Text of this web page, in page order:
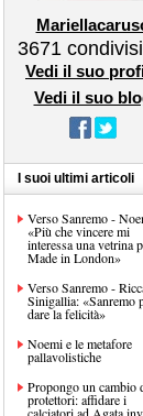
3671
Vedi il suo
Vedi il suo
I suoi ultimi articoli
Verso Sanremo -
«Più che vincere mi
interessa una vetrina
Made in London»
Verso Sanremo -
Sinigallia: «Sanremo
dare la felicità»
Noemi e le metafore
pallavolistiche
Propongo un cambio
protettori: affidare i